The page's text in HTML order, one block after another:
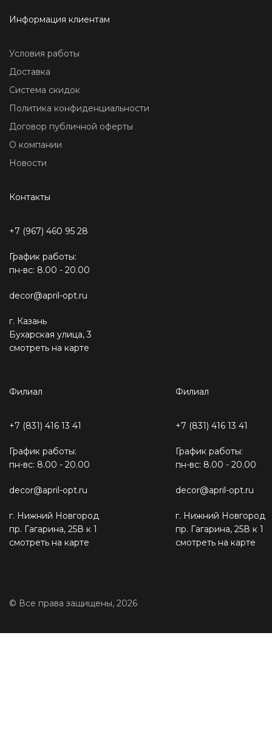
Информация клиентам
Условия работы
Доставка
Система скидок
Политика конфиденциальности
Договор публичной оферты
О компании
Новости
Контакты
+7 (967) 460 95 28
График работы:
пн-вс: 8.00 - 20.00
decor@april-opt.ru
г. Казань
Бухарская улица, 3
смотреть на карте
Филиал
+7 (831) 416 13 41
График работы:
пн-вс: 8.00 - 20.00
decor@april-opt.ru
г. Нижний Новгород
пр. Гагарина, 25В к 1
смотреть на карте
Филиал
+7 (831) 416 13 41
График работы:
пн-вс: 8.00 - 20.00
decor@april-opt.ru
г. Нижний Новгород
пр. Гагарина, 25В к 1
смотреть на карте
© Все права защищены, 2026